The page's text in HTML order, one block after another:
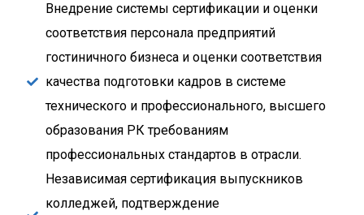
Внедрение системы сертификации и оценки
соответствия персонала предприятий
гостиничного бизнеса и оценки соответствия
качества подготовки кадров в системе
технического и профессионального, высшего
образования РК требованиям
профессиональных стандартов в отрасли.
Независимая сертификация выпускников
колледжей, подтверждение